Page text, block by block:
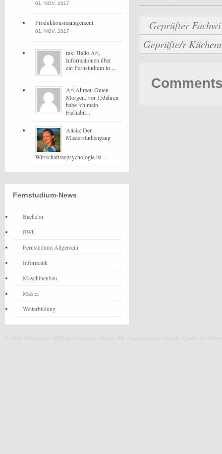
Geprüfter
Geprüfte/r
01. NOV, 2017
Produktionsmanagement
01. NOV, 2017
mk: Hallo Ari,
Informationen über
ein Fernstudium in ...
Ari Ahmet: Guten
Morgen, vor 15Jahren
habe ich mein
Fachabit...
Alicia: Der
Masterstudiengang
Wirtschaftswpsychologie ist ...
Fernstudium-News
Bachelor
BWL
Fernstudium Allgemein
Informatik
Maschinenbau
Master
Weiterbildung
© 2026 Fernstudium BWL und Ingenieur Guide. Alle Angaben ohne Gewähr. Quelle der